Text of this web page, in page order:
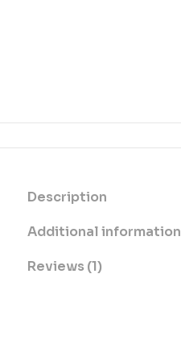
Description
Additional information
Reviews (1)